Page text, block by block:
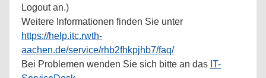
Logout an.)
Weitere Informationen finden Sie unter
https://help.itc.rwth-
aachen.de/service/rhb2fhkpjhb7/faq/
Bei Problemen wenden Sie sich bitte an das IT-